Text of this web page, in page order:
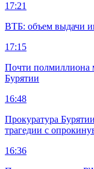
17:21
ВТБ: объем выдачи
17:15
Почти полмиллиона
Бурятии
16:48
Прокуратура
трагедии с
16:36